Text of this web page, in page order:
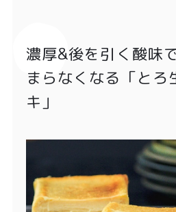
濃厚&後を引く酸味
まらなくなる「とろ
キ」